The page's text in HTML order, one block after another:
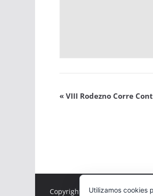
« VIII Rodezno Corre
Copyright © 2026Correr en La
Utilizamos cookies